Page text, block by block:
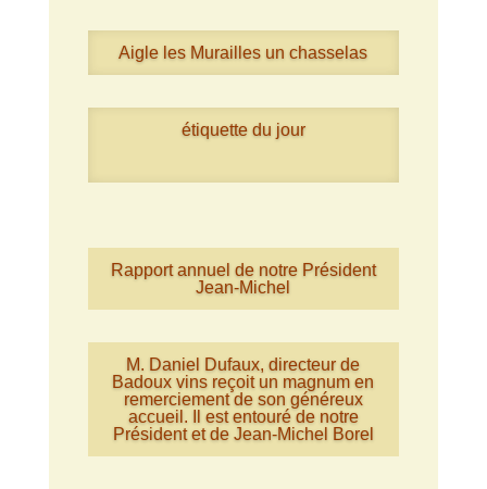
Aigle les Murailles un chasselas
étiquette du jour
Rapport annuel de notre Président
Jean-Michel
M. Daniel Dufaux, directeur de
Badoux vins reçoit un magnum en
remerciement de son généreux
accueil. Il est entouré de notre
Président et de Jean-Michel Borel